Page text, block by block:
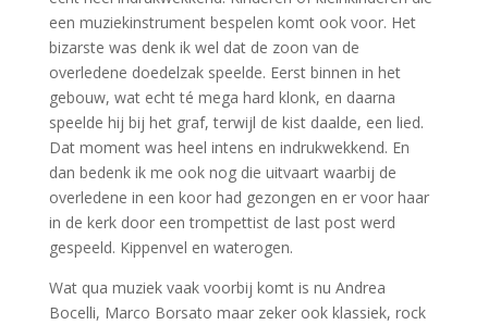
een muziekinstrument bespelen komt ook voor. Het
bizarste was denk ik wel dat de zoon van de
overledene doedelzak speelde. Eerst binnen in het
gebouw, wat echt té mega hard klonk, en daarna
speelde hij bij het graf, terwijl de kist daalde, een lied.
Dat moment was heel intens en indrukwekkend. En
dan bedenk ik me ook nog die uitvaart waarbij de
overledene in een koor had gezongen en er voor haar
in de kerk door een trompettist de last post werd
gespeeld. Kippenvel en waterogen.
Wat qua muziek vaak voorbij komt is nu Andrea
Bocelli, Marco Borsato maar zeker ook klassiek, rock